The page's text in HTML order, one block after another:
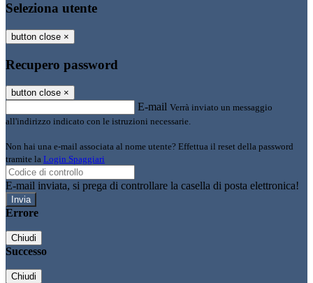
Seleziona utente
button close ×
Recupero password
button close ×
E-mail Verrà inviato un messaggio
all'indirizzo indicato con le istruzioni necessarie.
Non hai una e-mail associata al nome utente? Effettua il reset della password
tramite la Login Spaggiari
E-mail inviata, si prega di controllare la casella di posta elettronica!
Errore
Chiudi
Successo
Chiudi